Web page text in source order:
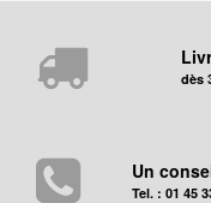
dès
Un
Tel. : 01 45